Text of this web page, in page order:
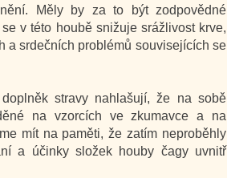
Měly by za to být zodpovědné
v této houbě snižuje srážlivost krve,
a srdečních problémů souvisejících se
stravy nahlašují, že na sobě
na vzorcích ve zkumavce a na
mít na paměti, že zatím neproběhly
a účinky složek houby čagy uvnitř